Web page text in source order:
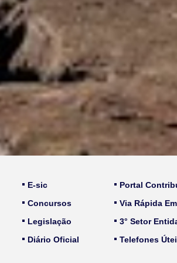
E-sic
Concursos
Legislação
Diário Oficial
Portal
Via Rápida
3° Setor
Telefones